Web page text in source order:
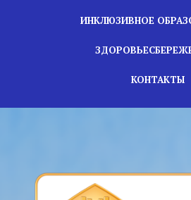
ИНКЛЮЗИВНОЕ
КОНТАКТЫ